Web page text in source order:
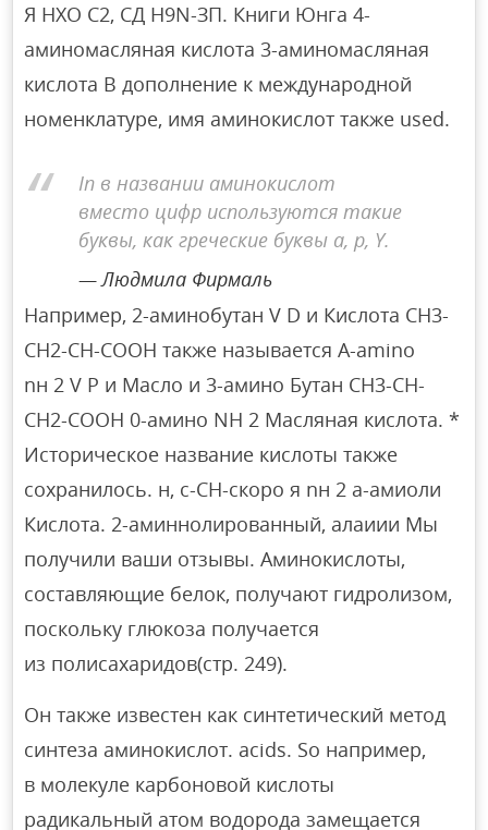
Я НХО С2, СД H9N-ЗП. Книги Юнга 4-
аминомасляная кислота 3-аминомасляная
кислота В дополнение к международной
номенклатуре, имя аминокислот также used.
In в названии аминокислот
вместо цифр используются такие
буквы, как греческие буквы a, p, Y.
Людмила Фирмаль
Например, 2-аминобутан V D и Кислота CH3-
CH2-CH-COOH также называется A-amino
nн 2 V P и Масло и 3-амино Бутан CH3-CH-
CH2-COOH 0-амино NН 2 Масляная кислота. *
Историческое название кислоты также
сохранилось. н, с-СН-скоро я nн 2 а-амиоли
Кислота. 2-аминнолированный, алаиии Мы
получили ваши отзывы. Аминокислоты,
составляющие белок, получают гидролизом,
поскольку глюкоза получается
из полисахаридов(стр. 249).
Он также известен как синтетический метод
синтеза аминокислот. acids. So например,
в молекуле карбоновой кислоты
радикальный атом водорода замещается